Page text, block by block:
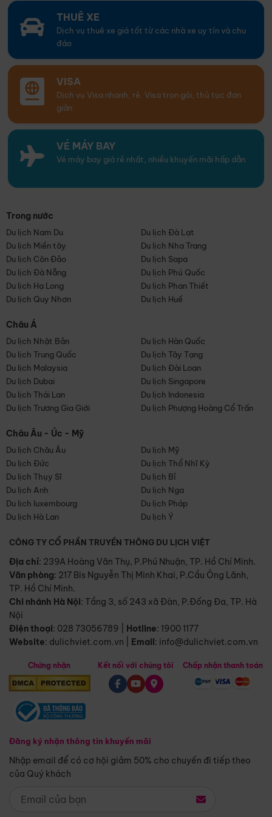
THUÊ XE
Dịch vụ thuê xe giá tốt từ các nhà xe uy tín và chu
đáo
VISA
Dịch vụ Visa nhanh, rẻ. Visa trọn gói, thủ tục đơn
giản
VÉ MÁY BAY
Vé máy bay giá rẻ nhất, nhiều khuyến mãi hấp dẫn
Trong nước
Du lịch Nam Du
Du lịch Đà Lạt
Du lịch Miền tây
Du lịch Nha Trang
Du lịch Côn Đảo
Du lịch Sapa
Du lịch Đà Nẵng
Du lịch Phú Quốc
Du lịch Hạ Long
Du lịch Phan Thiết
Du lịch Quy Nhơn
Du lịch Huế
Châu Á
Du lịch Nhật Bản
Du lịch Hàn Quốc
Du lịch Trung Quốc
Du lịch Tây Tạng
Du lịch Malaysia
Du lịch Đài Loan
Du lịch Dubai
Du lịch Singapore
Du lịch Thái Lan
Du lịch Indonesia
Du lịch Trương Gia Giới
Du lịch Phượng Hoàng Cổ Trấn
Châu Âu - Úc - Mỹ
Du lịch Châu Âu
Du lịch Mỹ
Du lịch Đức
Du lịch Thổ Nhĩ Kỳ
Du lịch Thụy Sĩ
Du lịch Bỉ
Du lịch Anh
Du lịch Nga
Du lịch luxembourg
Du lịch Pháp
Du lịch Hà Lan
Du lịch Ý
CÔNG TY CỔ PHẦN TRUYỀN THÔNG DU LỊCH VIỆT
Địa chỉ: 239A Hoàng Văn Thụ, P.Phú Nhuận, TP. Hồ Chí Minh.
Văn phòng: 217 Bis Nguyễn Thị Minh Khai, P.Cầu Ông Lãnh,
TP. Hồ Chí Minh.
Chi nhánh Hà Nội: Tầng 3, số 243 xã Đàn, P.Đống Đa, TP. Hà
Nội
Điện thoại: 028 73056789 Hotline: 1900 1177
Website: dulichviet.com.vn Email: info@dulichviet.com.vn
Chứng nhận
Đăng ký nhận thông tin khuyến mãi
Nhập email để có cơ hội giảm 50% cho chuyến đi tiếp theo
của Quý khách
Kết nối với chúng tôi Chấp nhận thanh toán